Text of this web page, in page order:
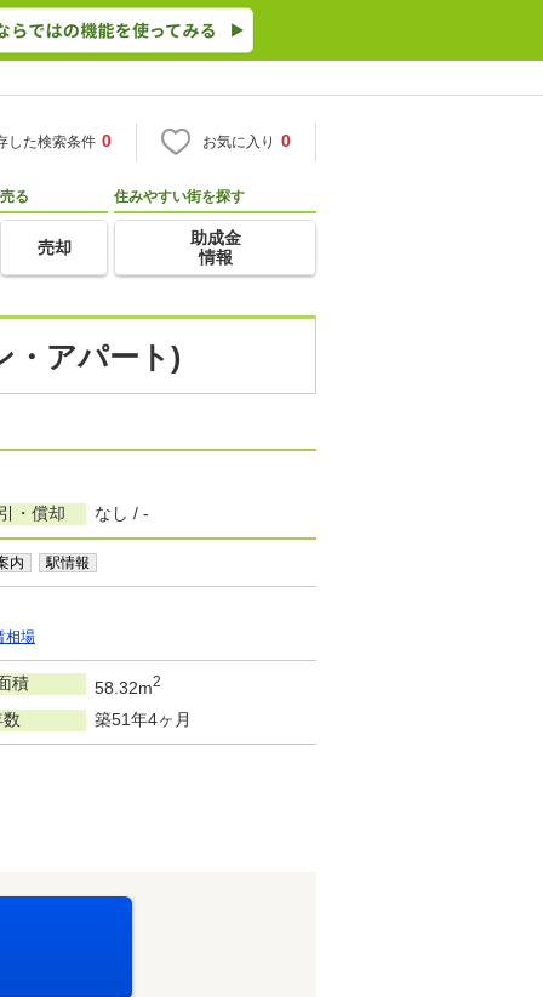
した検索条件 0 お気に入り 0
売る
売却
住みやすい街を探す
助成金
情報
・アパート)
・償却 なし / -
内 駅情報
相場
積 58.32m2
築51年4ヶ月